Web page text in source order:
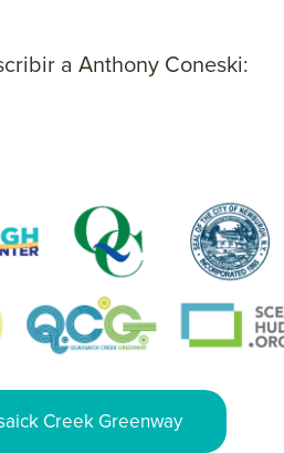
a Anthony Coneski:
Creek Greenway